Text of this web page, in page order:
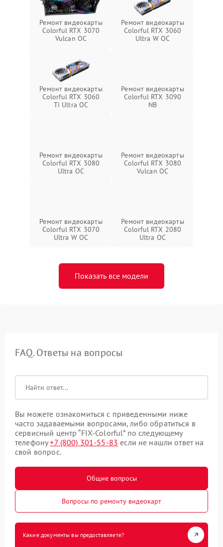
Ремонт видеокарты
Colorful RTX 3070
Vulcan OC
Ремонт видеокарты
Colorful RTX 3060
Ultra W OC
Ремонт видеокарты
Colorful RTX 3060
Ti Ultra OC
Ремонт видеокарты
Colorful RTX 3090
NB
Ремонт видеокарты
Colorful RTX 3080
Ultra OC
Ремонт видеокарты
Colorful RTX 3080
Vulcan OC
Ремонт видеокарты
Colorful RTX 3070
Ultra W OC
Ремонт видеокарты
Colorful RTX 2080
Ultra OC
Показать все модели
FAQ. Ответы на вопросы
Вы можете ознакомиться с приведенными ниже
часто задаваемыми вопросами, либо обратиться в
сервисный центр “FIX-Colorful” по следующему
телефону+7 (800) 301-55-83 если не нашли ответ на
свой вопрос.
Общие вопросы
Вопросы по ремонту видеокарт
Какие документы вы предоставляете?